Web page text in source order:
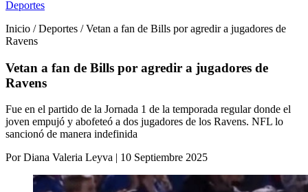
Deportes
Inicio / Deportes / Vetan a fan de Bills por agredir a jugadores de
Ravens
Vetan a fan de Bills por agredir a jugadores de
Ravens
Fue en el partido de la Jornada 1 de la temporada regular donde el
joven empujó y abofeteó a dos jugadores de los Ravens. NFL lo
sancionó de manera indefinida
Por Diana Valeria Leyva | 10 Septiembre 2025